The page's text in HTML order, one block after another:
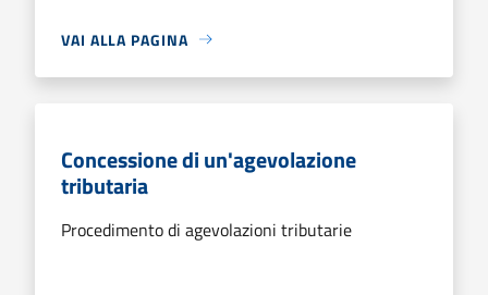
VAI ALLA PAGINA
Concessione di un'agevolazione
tributaria
Procedimento di agevolazioni tributarie